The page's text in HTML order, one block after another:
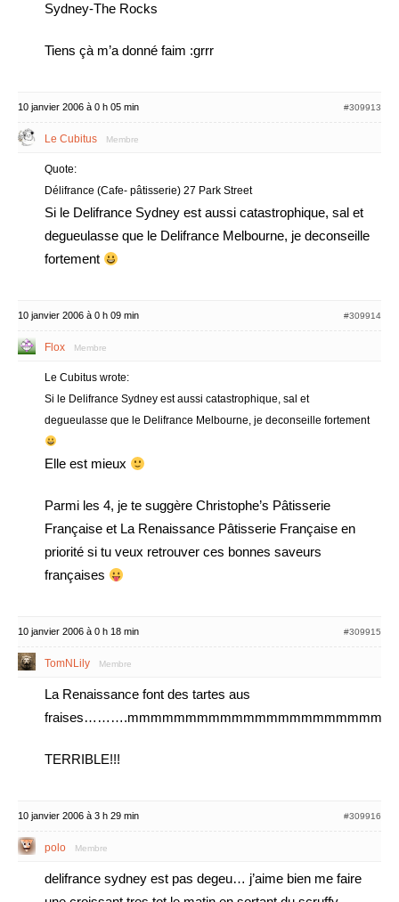
Sydney-The Rocks
Tiens çà m’a donné faim :grrr
10 janvier 2006 à 0 h 05 min #309913
Le Cubitus Membre
Quote:
Délifrance (Cafe- pâtisserie) 27 Park Street
Si le Delifrance Sydney est aussi catastrophique, sal et
degueulasse que le Delifrance Melbourne, je deconseille
fortement
10 janvier 2006 à 0 h 09 min #309914
Flox Membre
Le Cubitus wrote:
Si le Delifrance Sydney est aussi catastrophique, sal et
degueulasse que le Delifrance Melbourne, je deconseille fortement
Elle est mieux
Parmi les 4, je te suggère Christophe’s Pâtisserie
Française et La Renaissance Pâtisserie Française en
priorité si tu veux retrouver ces bonnes saveurs
françaises
10 janvier 2006 à 0 h 18 min #309915
TomNLily Membre
La Renaissance font des tartes aus
TERRIBLE!!!
10 janvier 2006 à 3 h 29 min #309916
polo Membre
delifrance sydney est pas degeu… j’aime bien me faire